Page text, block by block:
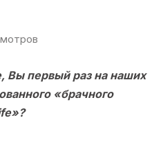
Вы первый раз на наших
«брачного
офертой
и
Правилами